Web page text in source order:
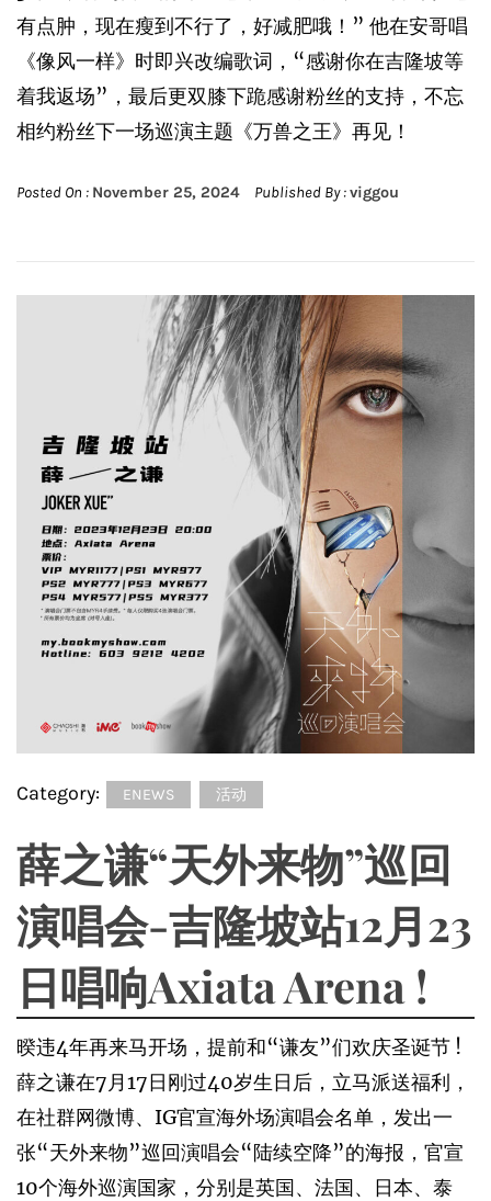
有点肿，现在瘦到不行了，好减肥哦！” 他在安哥唱
《像风一样》时即兴改编歌词，“感谢你在吉隆坡等
着我返场”，最后更双膝下跪感谢粉丝的支持，不忘
相约粉丝下一场巡演主题《万兽之王》再见！
Posted On : November 25, 2024 Published By :viggou
Category: ENEWS 活动
薛之谦“天外来物”巡回
演唱会-吉隆坡站12月23
日唱响Axiata Arena !
暌违4年再来马开场，提前和“谦友”们欢庆圣诞节 !
薛之谦在7月17日刚过40岁生日后，立马派送福利，
在社群网微博、IG官宣海外场演唱会名单，发出一
张“天外来物”巡回演唱会“陆续空降”的海报，官宣
10个海外巡演国家，分别是英国、法国、日本、泰